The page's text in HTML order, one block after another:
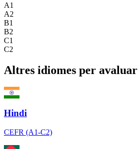
A1
A2
B1
B2
C1
C2
Altres idiomes per avaluar
Hindi
CEFR (A1-C2)